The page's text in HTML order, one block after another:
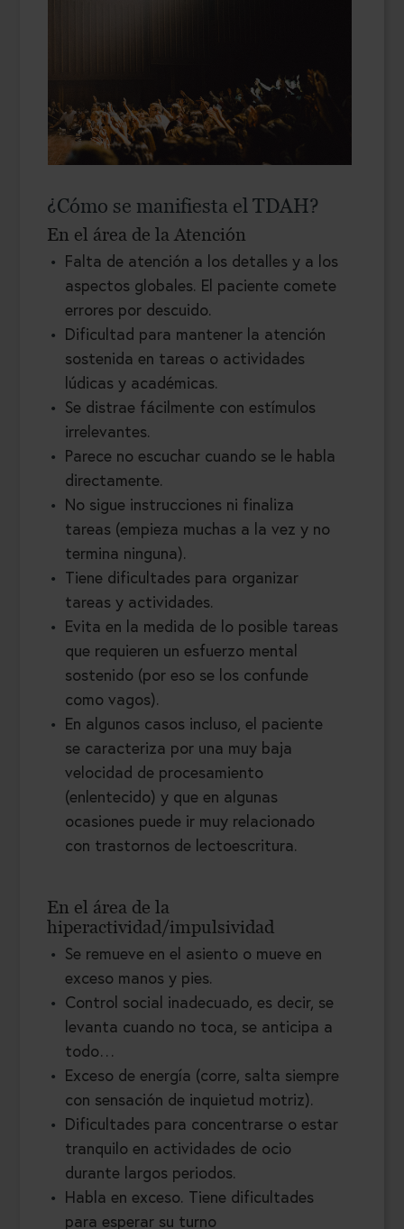
¿Cómo se manifiesta el TDAH?
En el área de la Atención
Falta de atención a los detalles y a los
aspectos globales. El paciente comete
errores por descuido.
Dificultad para mantener la atención
sostenida en tareas o actividades
lúdicas y académicas.
Se distrae fácilmente con estímulos
irrelevantes.
Parece no escuchar cuando se le habla
directamente.
No sigue instrucciones ni finaliza
tareas (empieza muchas a la vez y no
termina ninguna).
Tiene dificultades para organizar
tareas y actividades.
Evita en la medida de lo posible tareas
que requieren un esfuerzo mental
sostenido (por eso se los confunde
como vagos).
En algunos casos incluso, el paciente
se caracteriza por una muy baja
velocidad de procesamiento
(enlentecido) y que en algunas
ocasiones puede ir muy relacionado
con trastornos de lectoescritura.
En el área de la
hiperactividad/impulsividad
Se remueve en el asiento o mueve en
exceso manos y pies.
Control social inadecuado, es decir, se
levanta cuando no toca, se anticipa a
todo…
Exceso de energía (corre, salta siempre
con sensación de inquietud motriz).
Dificultades para concentrarse o estar
tranquilo en actividades de ocio
durante largos periodos.
Habla en exceso. Tiene dificultades
para esperar su turno